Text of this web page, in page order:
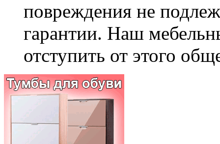
повреждения не
гарантии. Наш
отступить от этого